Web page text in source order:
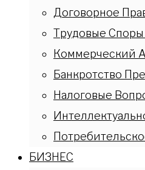
Договорное
Трудовые
Коммерческий
Банкротство
Налоговые
БИЗНЕС